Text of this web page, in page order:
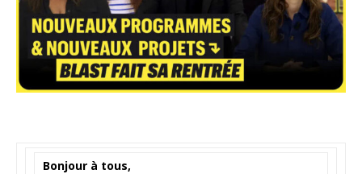
Bonjour à tous,